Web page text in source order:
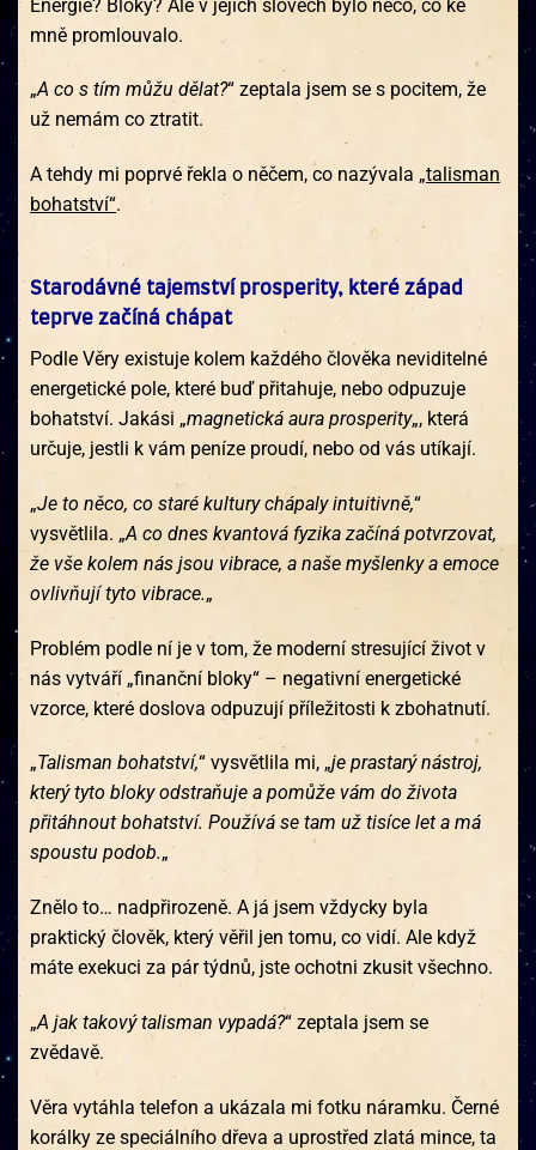
Energie? Bloky? Ale v jejích slovech bylo něco, co ke
mně promlouvalo.
„A co s tím můžu dělat?“ zeptala jsem se s pocitem, že
už nemám co ztratit.
A tehdy mi poprvé řekla o něčem, co nazývala „talisman
bohatství“.
Starodávné tajemství prosperity, které západ
teprve začíná chápat
Podle Věry existuje kolem každého člověka neviditelné
energetické pole, které buď přitahuje, nebo odpuzuje
bohatství. Jakási „magnetická aura prosperity„, která
určuje, jestli k vám peníze proudí, nebo od vás utíkají.
„Je to něco, co staré kultury chápaly intuitivně,“
vysvětlila. „A co dnes kvantová fyzika začíná potvrzovat,
že vše kolem nás jsou vibrace, a naše myšlenky a emoce
ovlivňují tyto vibrace.„
Problém podle ní je v tom, že moderní stresující život v
nás vytváří „finanční bloky“ – negativní energetické
vzorce, které doslova odpuzují příležitosti k zbohatnutí.
„Talisman bohatství,“ vysvětlila mi, „je prastarý nástroj,
který tyto bloky odstraňuje a pomůže vám do života
přitáhnout bohatství. Používá se tam už tisíce let a má
spoustu podob.„
Znělo to… nadpřirozeně. A já jsem vždycky byla
praktický člověk, který věřil jen tomu, co vidí. Ale když
máte exekuci za pár týdnů, jste ochotni zkusit všechno.
„A jak takový talisman vypadá?“ zeptala jsem se
zvědavě.
Věra vytáhla telefon a ukázala mi fotku náramku. Černé
korálky ze speciálního dřeva a uprostřed zlatá mince, ta